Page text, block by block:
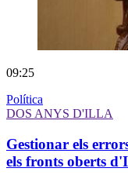
09:25
Política
DOS ANYS D'ILLA
Gestionar els
els fronts oberts